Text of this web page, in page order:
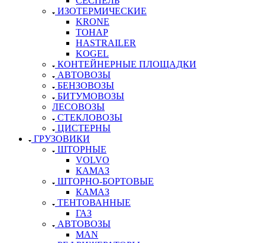
ИЗОТЕРМИЧЕСКИЕ
KRONE
ТОНАР
HASTRAILER
KOGEL
КОНТЕЙНЕРНЫЕ ПЛОЩАДКИ
АВТОВОЗЫ
БЕНЗОВОЗЫ
БИТУМОВОЗЫ
ЛЕСОВОЗЫ
СТЕКЛОВОЗЫ
ЦИСТЕРНЫ
ГРУЗОВИКИ
ШТОРНЫЕ
VOLVO
КАМАЗ
ШТОРНО-БОРТОВЫЕ
КАМАЗ
ТЕНТОВАННЫЕ
ГАЗ
АВТОВОЗЫ
MAN